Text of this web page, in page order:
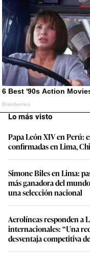
Lo más visto
Papa León XIV en Perú:
confirmadas en Lima,
Simone Biles en Lima:
más ganadora del
una selección nacional
Aerolíneas responden a
internacionales: “Una
desventaja competitiva